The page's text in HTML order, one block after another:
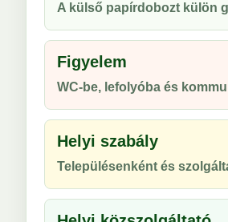
A külső papírdobozt külön
Figyelem
WC-be, lefolyóba és
Helyi szabály
Településenként és